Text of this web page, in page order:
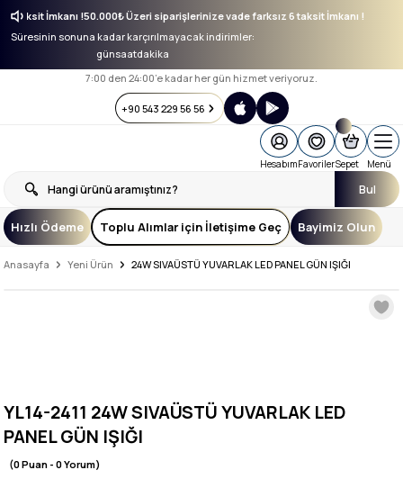
6 taksit İmkanı !50.000₺ Üzeri siparişlerinize vade farksız 6 taksit İmkanı !
Süresinin sonuna kadar karçırılmayacak indirimler:
günsaatdakika
7:00 den 24:00’e kadar her gün hizmet veriyoruz.
+90 543 229 56 56
Bul
HesabımFavorilerSepet Menü
Hızlı Ödeme Toplu Alımlar için İletişime Geç Bayimiz Olun
Anasayfa Yeni Ürün 24W SIVAÜSTÜ YUVARLAK LED PANEL GÜN IŞIĞI
YL14-2411 24W SIVAÜSTÜ YUVARLAK LED
PANEL GÜN IŞIĞI
(0 Puan - 0 Yorum)